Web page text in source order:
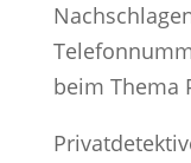
beim Thema